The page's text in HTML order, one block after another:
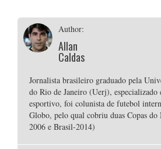
Author:
Allan
Caldas
Jornalista brasileiro graduado pela
do Rio de Janeiro (Uerj),
esportivo, foi colunista de futebol
Globo, pelo qual cobriu duas Copas
2006 e Brasil-2014)